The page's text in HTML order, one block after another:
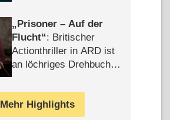
Prisoner – Auf der
Flucht : Britischer
Actionthriller in ARD ist
an löchriges Drehbuch
Mehr Highlights